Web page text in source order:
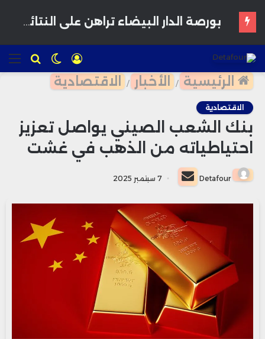
للبحث الوضع
المظلم
تسجيل
الدخول
الرئيسية / الأخبار / الاقتصادية
الاقتصادية
بنك الشعب الصيني يواصل تعزيز
احتياطياته من الذهب في غشت
Detafour
أرسل
بريدا
إلكترونيا
7 سبتمبر 2025